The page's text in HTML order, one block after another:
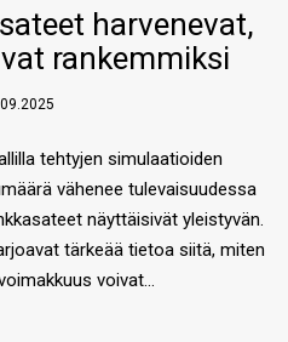
harvenevat,
rankemmiksi
tehtyjen simulaatioiden
vähenee tulevaisuudessa
näyttäisivät yleistyvän.
tärkeää tietoa siitä, miten
voivat…